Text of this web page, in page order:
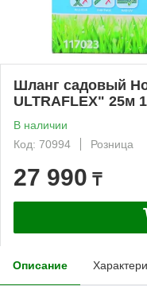
Шланг садовый
ULTRAFLEX" 25м
В наличии
Код: 70994
Розница
27 990 ₸
Описание